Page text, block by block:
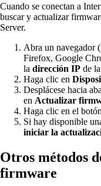
Cuando se conectan a
buscar y actualizar
Server.
Abra un navegador
Firefox, Google
la dirección IP de
Haga clic en
Desplácese hacia
en Actualizar
Haga clic en el botón
Si hay disponible
iniciar la
Otros métodos
firmware